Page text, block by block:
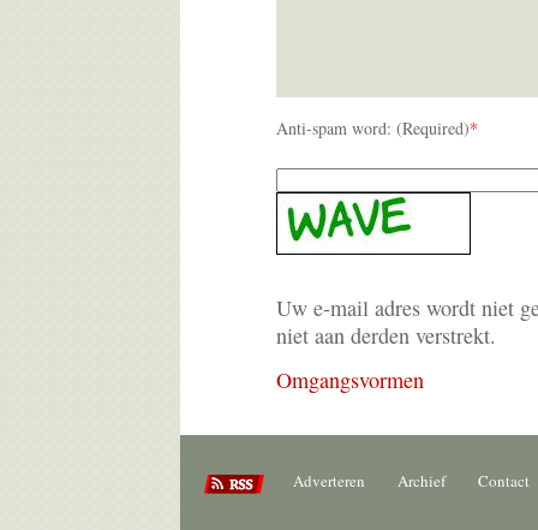
Anti-spam word: (Required)*
Uw e-mail adres wordt niet
niet aan derden verstrekt.
Omgangsvormen
Adverteren Archief Contact